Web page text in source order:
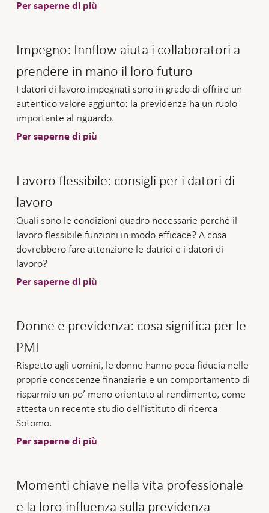
Per saperne di più
Impegno: Innflow aiuta i collaboratori a
prendere in mano il loro futuro
I datori di lavoro impegnati sono in grado di offrire un
autentico valore aggiunto: la previdenza ha un ruolo
importante al riguardo.
Per saperne di più
Lavoro flessibile: consigli per i datori di
lavoro
Quali sono le condizioni quadro necessarie perché il
lavoro flessibile funzioni in modo efficace? A cosa
dovrebbero fare attenzione le datrici e i datori di
lavoro?
Per saperne di più
Donne e previdenza: cosa significa per le
PMI
Rispetto agli uomini, le donne hanno poca fiducia nelle
proprie conoscenze finanziarie e un comportamento di
risparmio un po’ meno orientato al rendimento, come
attesta un recente studio dell’istituto di ricerca
Sotomo.
Per saperne di più
Momenti chiave nella vita professionale
e la loro influenza sulla previdenza